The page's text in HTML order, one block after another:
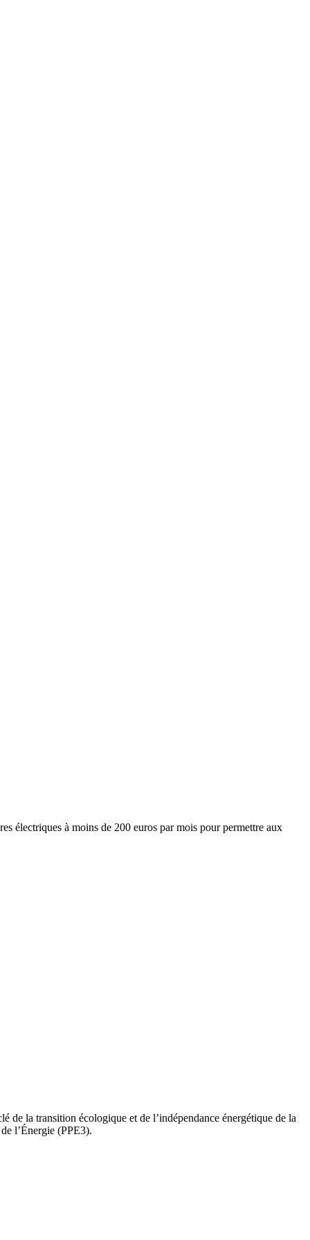
électriques à moins de 200 euros par mois pour permettre aux
de la transition écologique et de l’indépendance énergétique de la
l’Énergie (PPE3).